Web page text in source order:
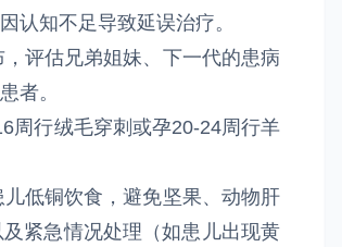
认知不足导致延误治疗。
评估兄弟姐妹、下一代的患病
者。
周行绒毛穿刺或孕20-24周行羊
低铜饮食，避免坚果、动物肝
紧急情况处理（如患儿出现黄